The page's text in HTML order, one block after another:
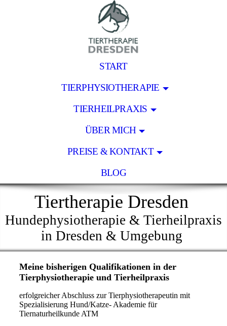
START
TIERPHYSIOTHERAPIE
TIERHEILPRAXIS
ÜBER MICH
PREISE & KONTAKT
BLOG
Tiertherapie Dresden
Hundephysiotherapie & Tierheilpraxis
in Dresden & Umgebung
Meine bisherigen Qualifikationen in der
Tierphysiotherapie und Tierheilpraxis
erfolgreicher Abschluss zur Tierphysiotherapeutin mit
Spezialisierung Hund/Katze- Akademie für
Tiernaturheilkunde ATM